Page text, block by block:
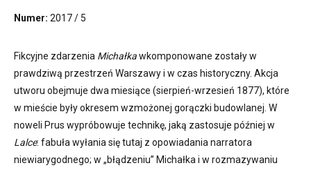
Numer: 2017 / 5
Fikcyjne zdarzenia Michałkawkomponowane zostały w
prawdziwą przestrzeń Warszawy i w czas historyczny. Akcja
utworu obejmuje dwa miesiące (sierpień-wrzesień 1877), które
w mieście były okresem wzmożonej gorączki budowlanej. W
noweli Prus wypróbowuje technikę, jaką zastosuje później w
Lalce: fabuła wyłania się tutaj z opowiadania narratora
niewiarygodnego; w „błądzeniu” Michałka i w rozmazywaniu